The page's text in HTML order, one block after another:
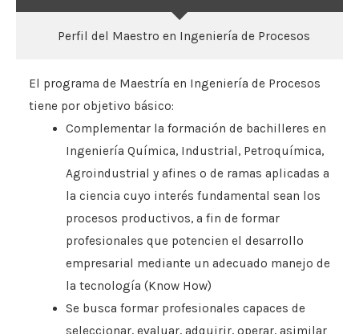
Perfil del Maestro en Ingeniería de Procesos
El programa de Maestría en Ingeniería de Procesos
tiene por objetivo básico:
Complementar la formación de bachilleres en
Ingeniería Química, Industrial, Petroquímica,
Agroindustrial y afines o de ramas aplicadas a
la ciencia cuyo interés fundamental sean los
procesos productivos, a fin de formar
profesionales que potencien el desarrollo
empresarial mediante un adecuado manejo de
la tecnología (Know How)
Se busca formar profesionales capaces de
seleccionar, evaluar, adquirir, operar, asimilar